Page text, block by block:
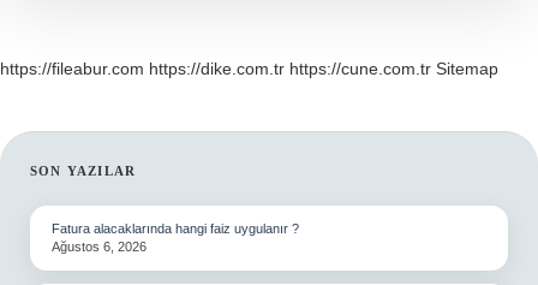
https://fileabur.com https://dike.com.tr https://cune.com.tr Sitemap
SIDEBAR
SON YAZILAR
Fatura alacaklarında hangi faiz uygulanır ?
Ağustos 6, 2026